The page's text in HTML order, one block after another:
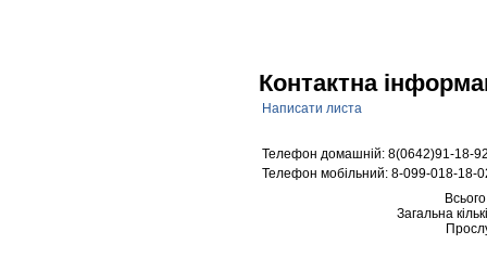
Контактна
Написати листа
Телефон домашній: 8(0642)91-18-
Телефон мобільний: 8-099-018-18-
Загальна